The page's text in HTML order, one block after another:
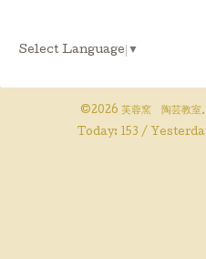
Select Language ▼
©2026 芙蓉窯 陶芸教室
Today: 153 /